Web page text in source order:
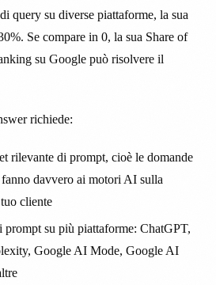
query su diverse piattaforme, la sua
Se compare in 0, la sua Share of
su Google può risolvere il
richiede:
rilevante di prompt, cioè le domande
davvero ai motori AI sulla
cliente
prompt su più piattaforme: ChatGPT,
Google AI Mode, Google AI